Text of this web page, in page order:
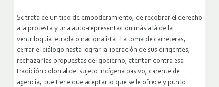
Se trata de un tipo de empoderamiento, de recobrar el derecho
a la protesta y una auto-representación más allá de la
ventriloquia letrada o nacionalista. La toma de carreteras,
cerrar el diálogo hasta lograr la liberación de sus dirigentes,
rechazar las propuestas del gobierno, atentan contra esa
tradición colonial del sujeto indígena pasivo, carente de
agencia, que tiene que aceptar lo que se le ofrece y punto.